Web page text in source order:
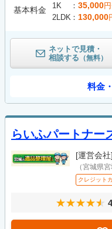
基本料金 1K 35,000
2LDK
130,000
ネットで見積・
相談する （無料）
料金
らいふパートナー
[運営会社]
（宮城県
クレジット